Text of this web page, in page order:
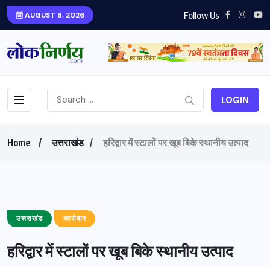
AUGUST 8, 2026 Follow Us
LOGIN
Home उत्तराखंड हरिद्वार में स्टालों पर खूब बिके स्थानीय उत्पाद
उत्तराखंड कारोबार
हरिद्वार में स्टालों पर खूब बिके स्थानीय उत्पाद